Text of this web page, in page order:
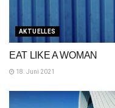
AKTUELLES
EAT LIKE A WOMAN
18. Juni 2021